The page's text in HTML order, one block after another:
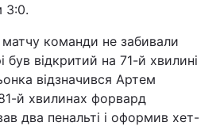
3:0.
команди не забивали
був відкритий на 71-й хвилині
відзначився Артем
й хвилинах форвард
два пенальті і оформив хет-